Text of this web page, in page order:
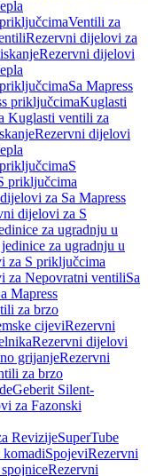
Ventili za
Rezervni dijelovi za
Rezervni dijelovi
Sa Mapress
priključcimaKuglasti
Kuglasti ventili za
Rezervni dijelovi
S
priključcima
za Sa Mapress
dijelovi za S
za ugradnju u
za ugradnju u
za S priključcima
za Nepovratni ventiliSa
Mapress
za brzo
cijeviRezervni
Rezervni dijelovi
grijanjeRezervni
za brzo
Geberit Silent-
za Fazonski
RevizijeSuperTube
komadiSpojeviRezervni
Rezervni